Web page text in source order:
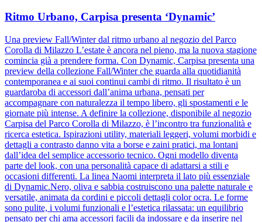
Ritmo Urbano, Carpisa presenta ‘Dynamic’
Una preview Fall/Winter dal ritmo urbano al negozio del Parco
Corolla di Milazzo L’estate è ancora nel pieno, ma la nuova stagione
comincia già a prendere forma. Con Dynamic, Carpisa presenta una
preview della collezione Fall/Winter che guarda alla quotidianità
contemporanea e ai suoi continui cambi di ritmo. Il risultato è un
guardaroba di accessori dall’anima urbana, pensati per
accompagnare con naturalezza il tempo libero, gli spostamenti e le
giornate più intense. A definire la collezione, disponibile al negozio
Carpisa del Parco Corolla di Milazzo, è l’incontro tra funzionalità e
ricerca estetica. Ispirazioni utility, materiali leggeri, volumi morbidi e
dettagli a contrasto danno vita a borse e zaini pratici, ma lontani
dall’idea del semplice accessorio tecnico. Ogni modello diventa
parte del look, con una personalità capace di adattarsi a stili e
occasioni differenti. La linea Naomi interpreta il lato più essenziale
di Dynamic.Nero, oliva e sabbia costruiscono una palette naturale e
versatile, animata da cordini e piccoli dettagli color ocra. Le forme
sono pulite, i volumi funzionali e l’estetica rilassata: un equilibrio
pensato per chi ama accessori facili da indossare e da inserire nel